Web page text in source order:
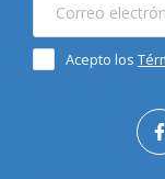
Acepto los